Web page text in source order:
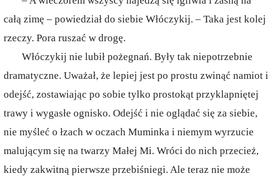
całą zimę – powiedział do siebie Włóczykij. – Taka jest kolej
rzeczy. Pora ruszać w drogę.
Włóczykij nie lubił pożegnań. Były tak niepotrzebnie
dramatyczne. Uważał, że lepiej jest po prostu zwinąć namiot i
odejść, zostawiając po sobie tylko prostokąt przyklapniętej
trawy i wygasłe ognisko. Odejść i nie oglądać się za siebie,
nie myśleć o łzach w oczach Muminka i niemym wyrzucie
malującym się na twarzy Małej Mi. Wróci do nich przecież,
kiedy zakwitną pierwsze przebiśniegi. Ale teraz nie może